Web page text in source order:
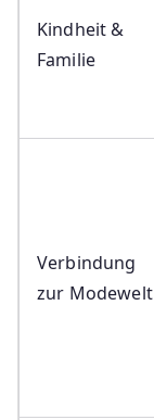
Kindheit &
Familie
Verbindung
zur Modewelt